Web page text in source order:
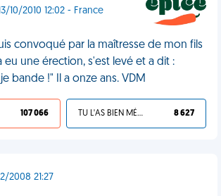
10/2010 12:02 - France
convoqué par la maîtresse de mon fils
eu une érection, s'est levé et a dit :
bande !" Il a onze ans. VDM
107 066 TU L'AS BIEN MÉRITÉ 8 627
2008 21:27